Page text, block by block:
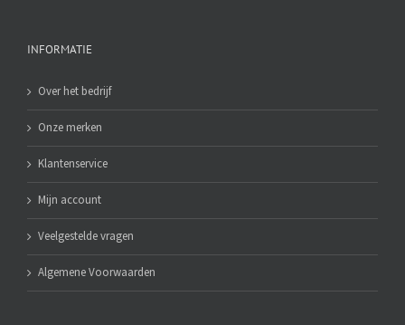
INFORMATIE
Over het bedrijf
Onze merken
Klantenservice
Mijn account
Veelgestelde vragen
Algemene Voorwaarden